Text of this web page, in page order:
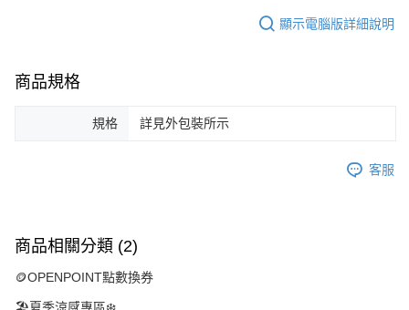
顯示電腦版詳細說明
商品規格
規格 詳見外包裝所示
客服
商品相關分類 (2)
🪙OPENPOINT點數換券